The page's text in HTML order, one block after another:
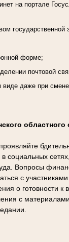
на портале
государственной
форме;
почтовой
даже при
областного
социальных
Вопросы
с
о готовности
с